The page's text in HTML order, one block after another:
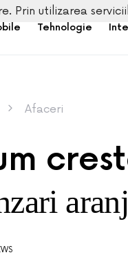
Tehnologie
Afaceri
Prin utilizarea